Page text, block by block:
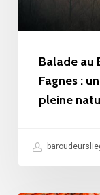
une
boucle
dépaysante
nature
Balade au
Fagnes :
pleine